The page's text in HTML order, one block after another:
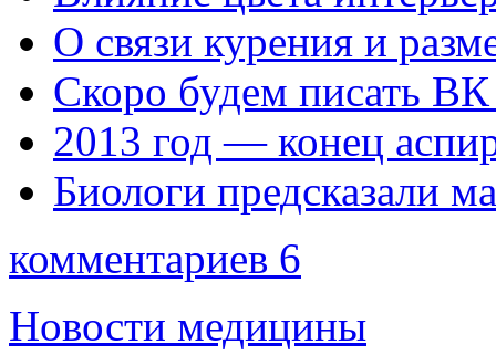
О связи курения и
Скоро будем писать
2013 год — конец
Биологи предсказали
комментариев 6
Новости медицины